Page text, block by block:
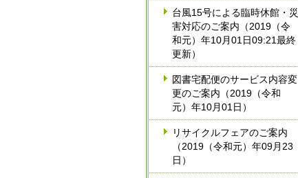
台風15号による臨時休館・災
害対応のご案内（2019（令
和元）年10月01日09:21最終
更新）
図書宅配便のサービス内容変
更のご案内（2019（令和
元）年10月01日）
リサイクルフェアのご案内
（2019（令和元）年09月23
日）